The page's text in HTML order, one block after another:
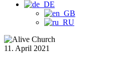
11. April 2021